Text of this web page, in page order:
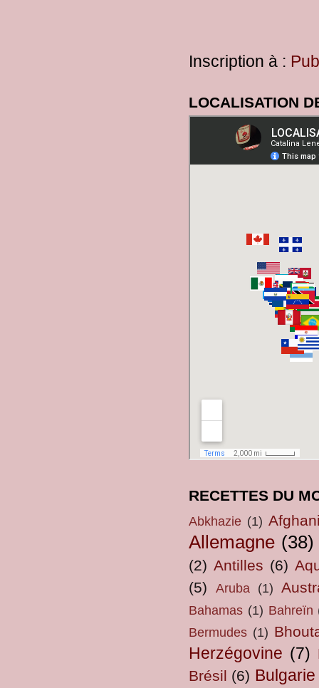
Inscription à :
LOCALISATION
RECETTES DU
Abkhazie (1)
Allemagne (38)
(2) Antilles (6)
(5)
Aruba (1)
Bahamas (1) Bahreïn
Bermudes (1)
Herzégovine (7)
Brésil (6) Bulgarie